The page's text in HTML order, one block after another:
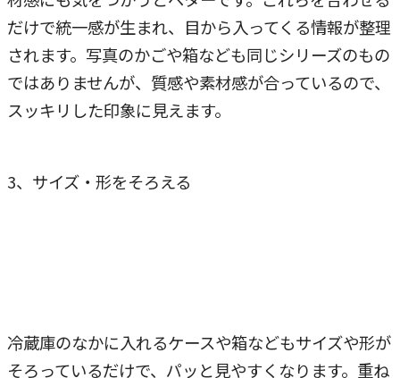
だけで統一感が生まれ、目から入ってくる情報が整理
されます。写真のかごや箱なども同じシリーズのもの
ではありませんが、質感や素材感が合っているので、
スッキリした印象に見えます。
3、サイズ・形をそろえる
冷蔵庫のなかに入れるケースや箱などもサイズや形が
そろっているだけで、パッと見やすくなります。重ね